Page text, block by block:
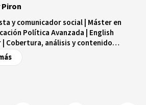
y comunicador social | Máster en
Política Avanzada | English
| Cobertura, análisis y contenido